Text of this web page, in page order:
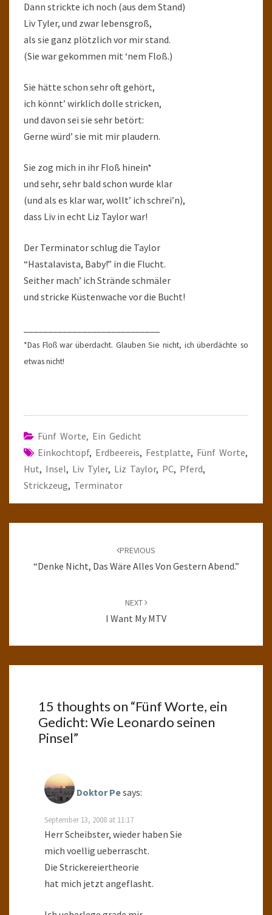
Dann strickte ich noch (aus dem Stand)
Liv Tyler, und zwar lebensgroß,
als sie ganz plötzlich vor mir stand.
(Sie war gekommen mit ‘nem Floß.)
Sie hätte schon sehr oft gehört,
ich könnt’ wirklich dolle stricken,
und davon sei sie sehr betört:
Gerne würd’ sie mit mir plaudern.
Sie zog mich in ihr Floß hinein*
und sehr, sehr bald schon wurde klar
(und als es klar war, wollt’ ich schrei’n),
dass Liv in echt Liz Taylor war!
Der Terminator schlug die Taylor
“Hastalavista, Baby!” in die Flucht.
Seither mach’ ich Strände schmäler
und stricke Küstenwache vor die Bucht!
*Das Floß war überdacht. Glauben Sie nicht, ich überdächte so
etwas nicht!
Fünf Worte, Ein Gedicht
Einkochtopf, Erdbeereis, Festplatte, Fünf Worte,
Hut, Insel, Liv Tyler, Liz Taylor, PC, Pferd,
Strickzeug, Terminator
PREVIOUS
“Denke Nicht, Das Wäre Alles Von Gestern Abend.”
NEXT
I Want My MTV
15 thoughts on “Fünf Worte, ein
Gedicht: Wie Leonardo seinen
Pinsel”
Doktor Pesays:
September 13, 2008 at 11:17
Herr Scheibster, wieder haben Sie
mich voellig ueberrascht.
Die Strickereiertheorie
hat mich jetzt angeflasht.